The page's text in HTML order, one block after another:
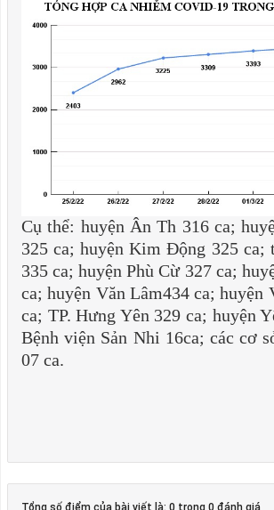
Cụ thể: huyện Ân Th 316 ca;
325 ca; huyện Kim Động 325 ca;
335 ca; huyện Phù Cừ 327 ca;
ca; huyện Văn Lâm434 ca; huyện
ca; TP. Hưng Yên 329 ca; huyện
Bệnh viện Sản Nhi 16ca; các cơ
07 ca.
Tổng số điểm của bài viết là: 0 trong 0 đánh giá